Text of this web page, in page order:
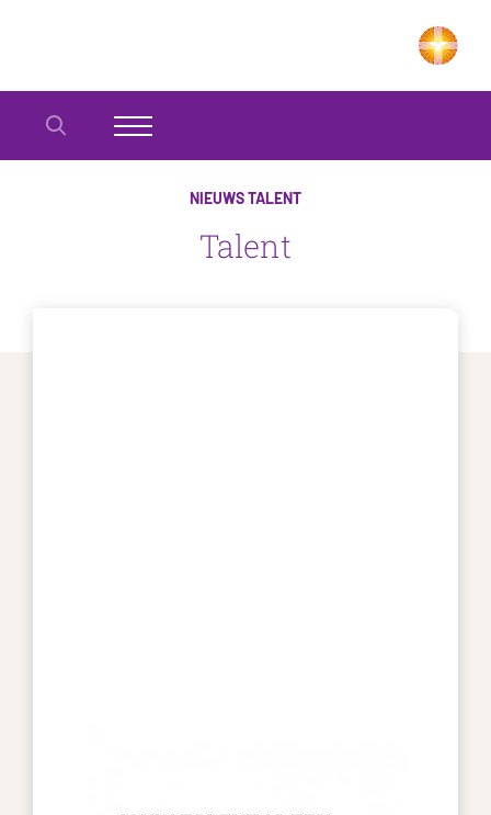
NIEUWSTALENT
Talent